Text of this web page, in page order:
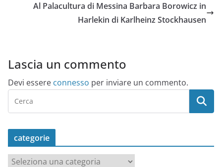
Al Palacultura di Messina Barbara Borowicz in
Harlekin di Karlheinz Stockhausen
Lascia un commento
Devi essere connesso per inviare un commento.
categorie